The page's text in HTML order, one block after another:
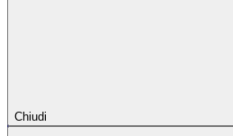
Chiudi